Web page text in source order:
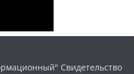
Свидетельство